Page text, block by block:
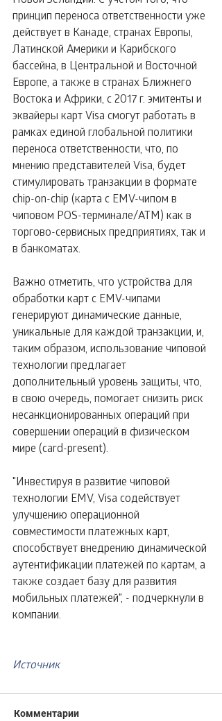
принцип переноса ответственности уже
действует в Канаде, странах Европы,
Латинской Америки и Карибского
бассейна, в Центральной и Восточной
Европе, а также в странах Ближнего
Востока и Африки, с 2017 г. эмитенты и
эквайеры карт Visa смогут работать в
рамках единой глобальной политики
переноса ответственности, что, по
мнению представителей Visa, будет
стимулировать транзакции в формате
chip-on-chip (карта с EMV-чипом в
чиповом POS-терминале/ATM) как в
торгово-сервисных предприятиях, так и
в банкоматах.
Важно отметить, что устройства для
обработки карт с EMV-чипами
генерируют динамические данные,
уникальные для каждой транзакции, и,
таким образом, использование чиповой
технологии предлагает
дополнительный уровень защиты, что,
в свою очередь, помогает снизить риск
несанкционированных операций при
совершении операций в физическом
мире (card-present).
"Инвестируя в развитие чиповой
технологии EMV, Visa содействует
улучшению операционной
совместимости платежных карт,
способствует внедрению динамической
аутентификации платежей по картам, а
также создает базу для развития
мобильных платежей", - подчеркнули в
компании.
Источник
Комментарии